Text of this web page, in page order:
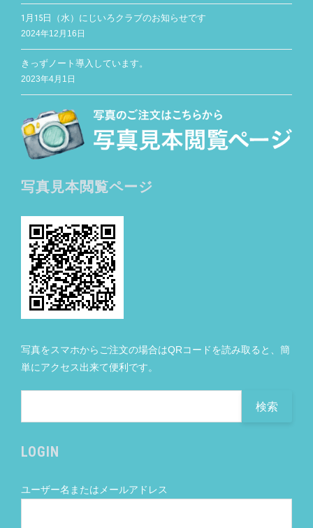
1月15日（水）にじいろクラブのお知らせです
2024年12月16日
きっずノート導入しています。
2023年4月1日
写真見本閲覧ページ
写真をスマホからご注文の場合はQRコードを読み取ると、簡
単にアクセス出来て便利です。
LOGIN
ユーザー名またはメールアドレス